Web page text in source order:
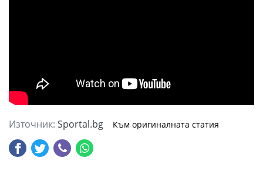
Източник: Sportal.bg Към оригиналната статия